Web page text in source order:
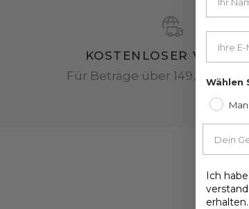
KOSTENLOSER
Für Beträge über 149,00 € in
Wählen
Ich
erhalten.